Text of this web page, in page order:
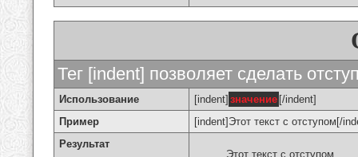
Тег [indent] позволяет сделать
Использование [indent] значение [/indent]
Пример
[indent]Этот текст с отступом[/
Результат
Этот текст с отступом